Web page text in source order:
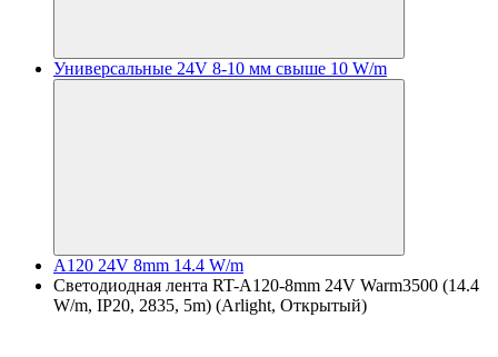
Универсальные 24V 8-10 мм свыше 10 W/m
A120 24V 8mm 14.4 W/m
Светодиодная лента RT-A120-8mm 24V Warm3500 (14.4
W/m, IP20, 2835, 5m) (Arlight, Открытый)